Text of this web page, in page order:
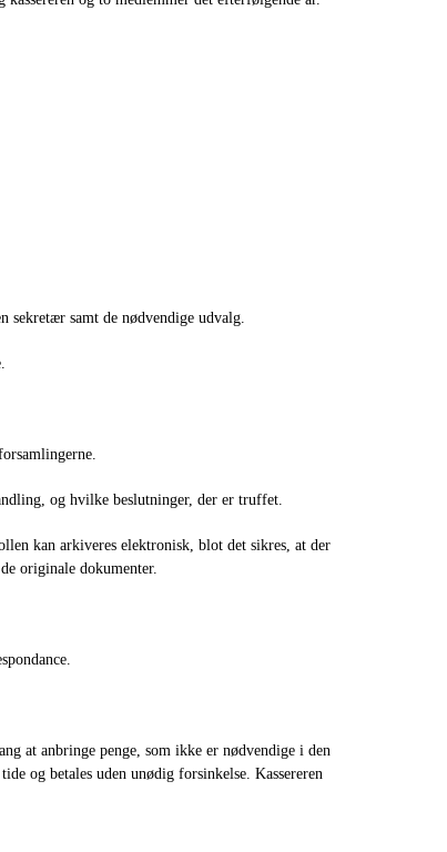
sekretær samt de nødvendige udvalg.
og hvilke beslutninger, der er truffet.
kan arkiveres elektronisk, blot det sikres, at der
originale dokumenter.
at anbringe penge, som ikke er nødvendige i den
og betales uden unødig forsinkelse. Kassereren